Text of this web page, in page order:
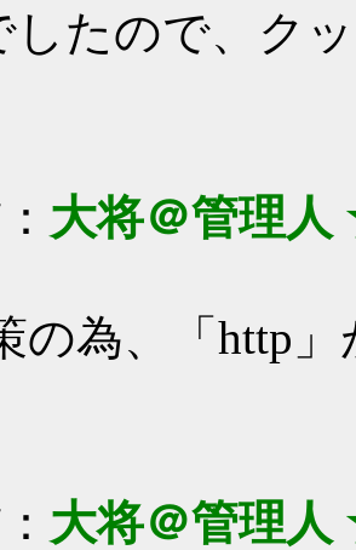
したので、ク
大将＠管理
の為、「http
大将＠管理